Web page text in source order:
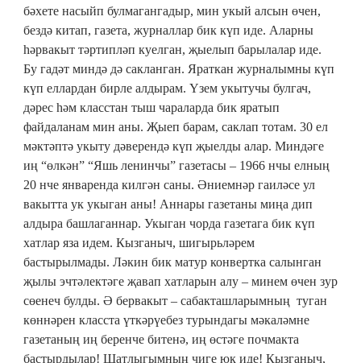
бәхете насыйп булмагангадыр, мин укый алсын өчен,
бездә китап, газета, журналлар бик күп иде. Аларны
һәрвакыт тәртипләп куелган, җыелып барылалар иде.
Бу гадәт миндә дә сакланган. Яраткан журналымны күп
күп еллардан бирле алдырам. Үзем укытучы булгач,
дәрес һәм класстан тыш чараларда бик яратып
файдаланам мин аны. Җыеп барам, саклап тотам. 30 ел
мәктәптә укыту дәверендә күп җыелды алар. Миндәге
иң “өлкән” “Яшь ленинчы” газетасы – 1966 нчы елның
20 нче январенда килгән саны. Әниемнәр гаиләсе ул
вакытта ук укыган аны! Аннары газетаны миңа дип
алдыра башлаганнар. Укыган чорда газетага бик күп
хатлар яза идем. Кызганыч, шигырьләрем
бастырылмады. Ләкин бик матур конвертка салынган
җылы эчтәлектәге җавап хатларын алу – минем өчен зур
сөенеч булды. Ә бервакыт – сабакташларымның туган
көннәрен класста үткәрүебез турындагы мәкаләмне
газетаның иң беренче битенә, иң өстәге почмакта
бастырдылар! Шатлыгымның чиге юк иде! Кызганыч,